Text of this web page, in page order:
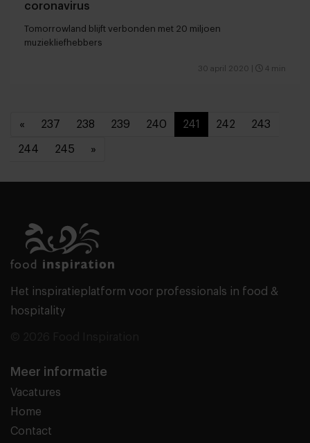
coronavirus
Tomorrowland blijft verbonden met 20 miljoen
muziekliefhebbers
30 april 2020 4 min
« 237 238 239 240 241 242 243
244 245 »
Het inspiratieplatform voor professionals in food &
hospitality
Meer informatie
Vacatures
Home
Contact